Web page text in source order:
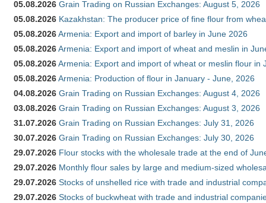
05.08.2026 Grain Trading on Russian Exchanges: August 5, 2026
05.08.2026 Kazakhstan: The producer price of fine flour from
05.08.2026Armenia: Export and import of barley in June 2026
05.08.2026Armenia: Export and import of wheat and meslin in
05.08.2026Armenia: Export and import of wheat or meslin flour in
05.08.2026Armenia: Production of flour in January - June, 2026
04.08.2026 Grain Trading on Russian Exchanges: August 4, 2026
03.08.2026 Grain Trading on Russian Exchanges: August 3, 2026
31.07.2026 Grain Trading on Russian Exchanges: July 31, 2026
30.07.2026 Grain Trading on Russian Exchanges: July 30, 2026
29.07.2026 Flour stocks with the wholesale trade at the end of
29.07.2026 Monthly flour sales by large and medium-sized
29.07.2026 Stocks of unshelled rice with trade and industrial
29.07.2026 Stocks of buckwheat with trade and industrial